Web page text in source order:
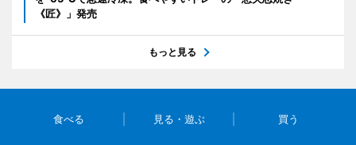
《匠》」発売
もっと見る
食べる 見る・遊ぶ 買う